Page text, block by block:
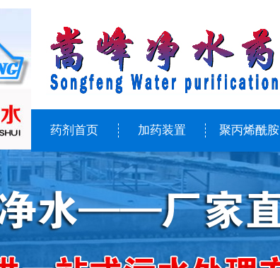
药剂首页 加药装置 聚丙烯酰胺